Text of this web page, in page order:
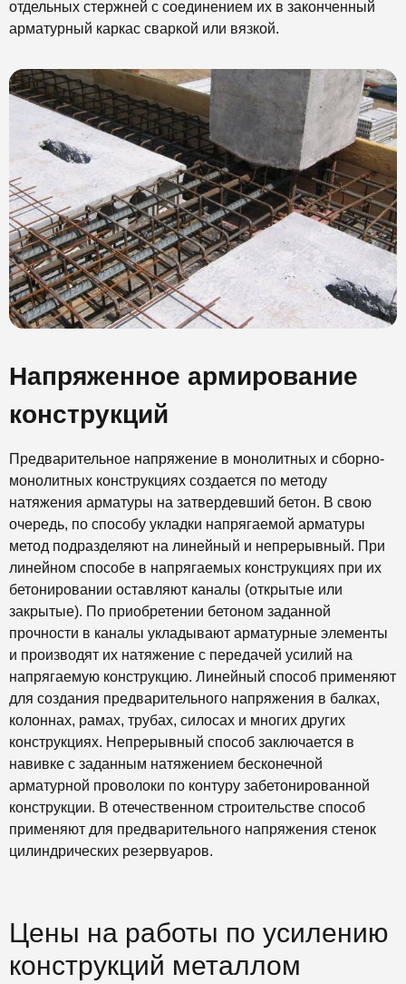
отдельных стержней с соединением их в законченный
арматурный каркас сваркой или вязкой.
Напряженное армирование
конструкций
Предварительное напряжение в монолитных и сборно-
монолитных конструкциях создается по методу
натяжения арматуры на затвердевший бетон. В свою
очередь, по способу укладки напрягаемой арматуры
метод подразделяют на линейный и непрерывный. При
линейном способе в напрягаемых конструкциях при их
бетонировании оставляют каналы (открытые или
закрытые). По приобретении бетоном заданной
прочности в каналы укладывают арматурные элементы
и производят их натяжение с передачей усилий на
напрягаемую конструкцию. Линейный способ применяют
для создания предварительного напряжения в балках,
колоннах, рамах, трубах, силосах и многих других
конструкциях. Непрерывный способ заключается в
навивке с заданным натяжением бесконечной
арматурной проволоки по контуру забетонированной
конструкции. В отечественном строительстве способ
применяют для предварительного напряжения стенок
цилиндрических резервуаров.
Цены на работы по усилению
конструкций металлом